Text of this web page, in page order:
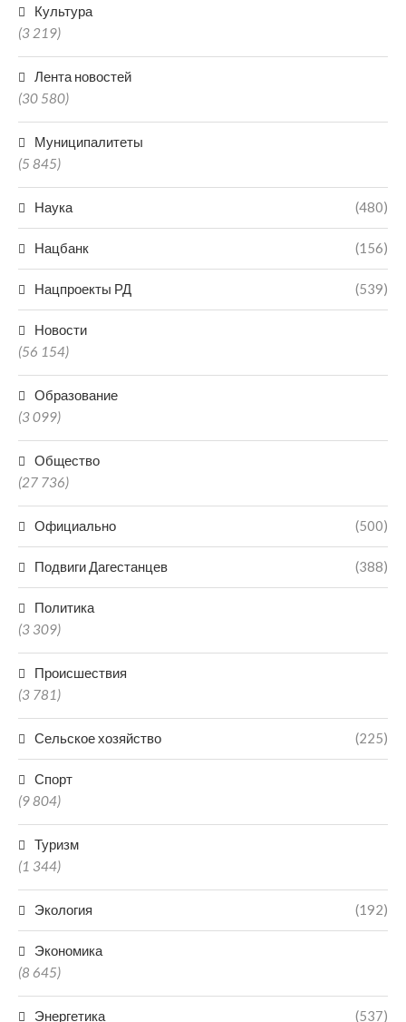
Культура
(3 219)
Лента новостей
(30 580)
Муниципалитеты
(5 845)
Наука (480)
Нацбанк (156)
Нацпроекты РД (539)
Новости
(56 154)
Образование
(3 099)
Общество
(27 736)
Официально (500)
Подвиги Дагестанцев (388)
Политика
(3 309)
Происшествия
(3 781)
Сельское хозяйство (225)
Спорт
(9 804)
Туризм
(1 344)
Экология (192)
Экономика
(8 645)
Энергетика (537)